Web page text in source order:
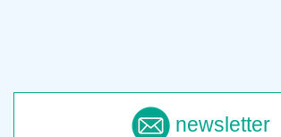
newsletter